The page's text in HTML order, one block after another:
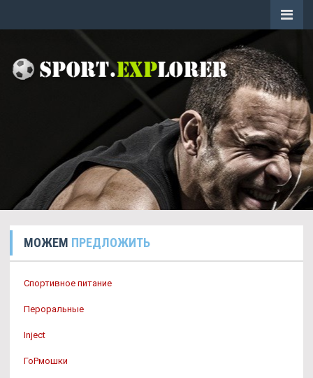
МОЖЕМ ПРЕДЛОЖИТЬ
Спортивное питание
Пероральные
Inject
ГоРмошки